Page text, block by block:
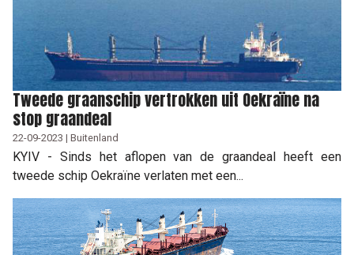
Tweede graanschip vertrokken uit Oekraïne na
stop graandeal
22-09-2023 | Buitenland
KYIV - Sinds het aflopen van de graandeal heeft een
tweede schip Oekraïne verlaten met een...